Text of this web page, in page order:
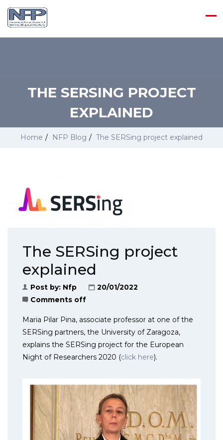
THE SERSING PROJECT
EXPLAINED
Home / NFP Blog / The SERSing project explained
The SERSing project
explained
Post by: Nfp
20/01/2022
Comments off
Maria Pilar Pina, associate professor at one of the
SERSing partners, the University of Zaragoza,
explains the SERSing project for the European
Night of Researchers 2020 (click here).